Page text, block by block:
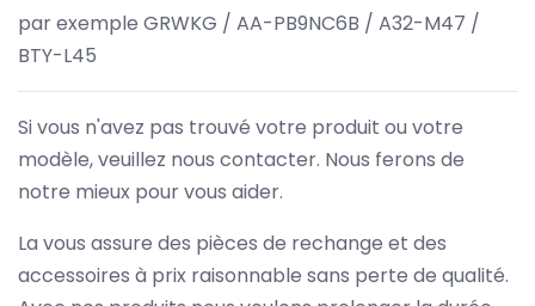
par exemple GRWKG / AA-PB9NC6B / A32-M47 /
BTY-L45
Si vous n'avez pas trouvé votre produit ou votre
modèle, veuillez nous contacter. Nous ferons de
notre mieux pour vous aider.
La vous assure des pièces de rechange et des
accessoires à prix raisonnable sans perte de qualité.